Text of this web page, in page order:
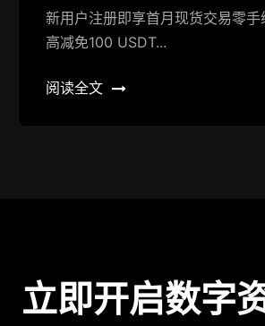
新用户注册即享首月现货交易零
高减免100 USDT...
阅读全文
立即开启数字